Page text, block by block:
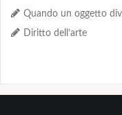
Quando un oggetto
Diritto dell’arte